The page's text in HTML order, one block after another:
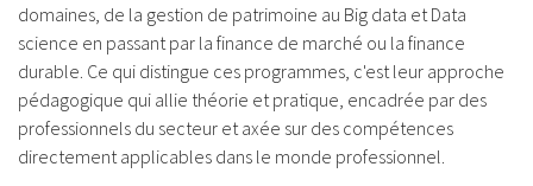
domaines, de la gestion de patrimoine au Big data et Data
science en passant par la finance de marché ou la finance
durable. Ce qui distingue ces programmes, c'est leur approche
pédagogique qui allie théorie et pratique, encadrée par des
professionnels du secteur et axée sur des compétences
directement applicables dans le monde professionnel.